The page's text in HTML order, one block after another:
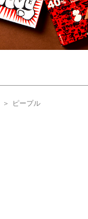
ピープル